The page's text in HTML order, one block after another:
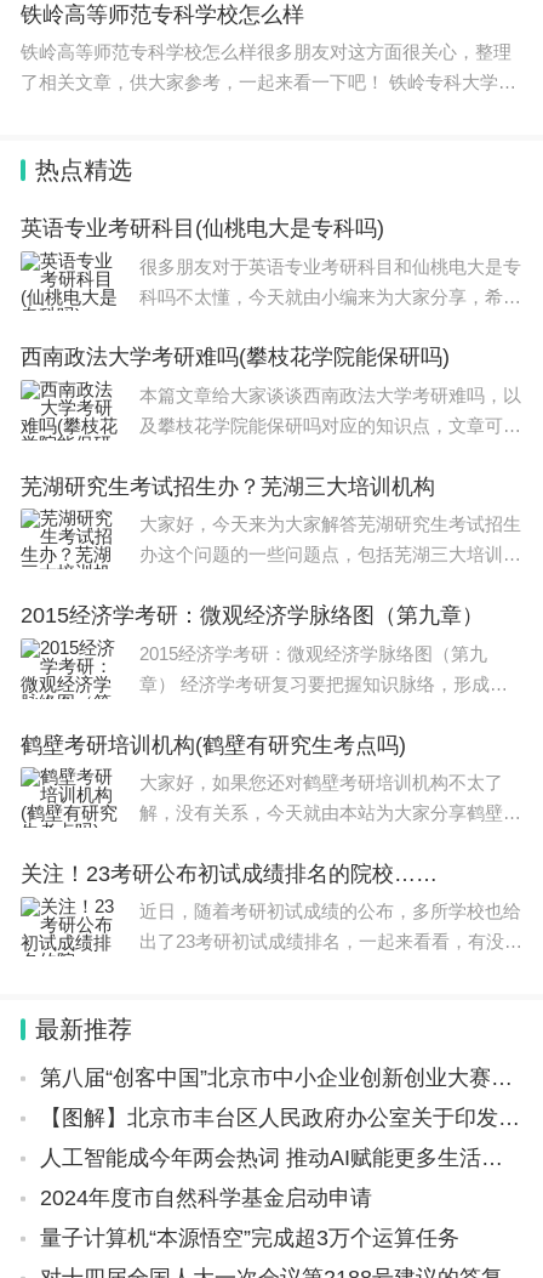
来说，完形填空得不了高
铁岭高等师范专科学校怎么样
铁岭高等师范专科学校怎么样很多朋友对这方面很关心，整理
了相关文章，供大家参考，一起来看一下吧！ 铁岭专科大学名
热点精选
英语专业考研科目(仙桃电大是专科吗)
很多朋友对于英语专业考研科目和仙桃电大是专
科吗不太懂，今天就由小编来为大家分享，希望
湖北警官学院分哪些院校仙桃电大是专科吗一、
湖北警官学院分哪些院校湖北警官学院
西南政法大学考研难吗(攀枝花学院能保研吗)
本篇文章给大家谈谈西南政法大学考研难吗，以
及攀枝花学院能保研吗对应的知识点，文章可能
知识，最重要的是希望对各位有所帮助，可以解
决了您的问题，不要忘了收藏本站喔。本文目
芜湖研究生考试招生办？芜湖三大培训机构
大家好，今天来为大家解答芜湖研究生考试招生
办这个问题的一些问题点，包括芜湖三大培训机
大家分析分析，现在让我们一起来看看吧！如果
解决了您的问题，还望您关注下本站哦，谢谢~
2015经济学考研：微观经济学脉络图（第九章）
2015经济学考研：微观经济学脉络图（第九
章） 经济学考研复习要把握知识脉络，形成系
各个知识点结合起来，不容易遗漏也方便记忆。
为此，小编建议2015年考研学习，要复习经济
学首
鹤壁考研培训机构(鹤壁有研究生考点吗)
大家好，如果您还对鹤壁考研培训机构不太了
解，没有关系，今天就由本站为大家分享鹤壁考
问题都会给大家分析到，还望可以解决大家的问
题，下面我们就开始吧！本文目录河南省哪些大
关注！23考研公布初试成绩排名的院校……
近日，随着考研初试成绩的公布，多所学校也给
出了23考研初试成绩排名，一起来看看，有没有
最新推荐
第八届“创客中国”北京市中小企业创新创业大赛暨“创客北京2023”创新创业大赛参赛项目征集通知
【图解】北京市丰台区人民政府办公室关于印发《丰台区积极应对疫情影响助企纾困的若干措施》的通知
人工智能成今年两会热词 推动AI赋能更多生活场景
2024年度市自然科学基金启动申请
量子计算机“本源悟空”完成超3万个运算任务